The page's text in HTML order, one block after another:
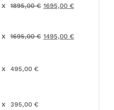
x1895,00€ Le
était :
1695,00 €Le
est :
x1695,00€ Le
1495,00 €Le
x 495,00 €
x 395,00 €